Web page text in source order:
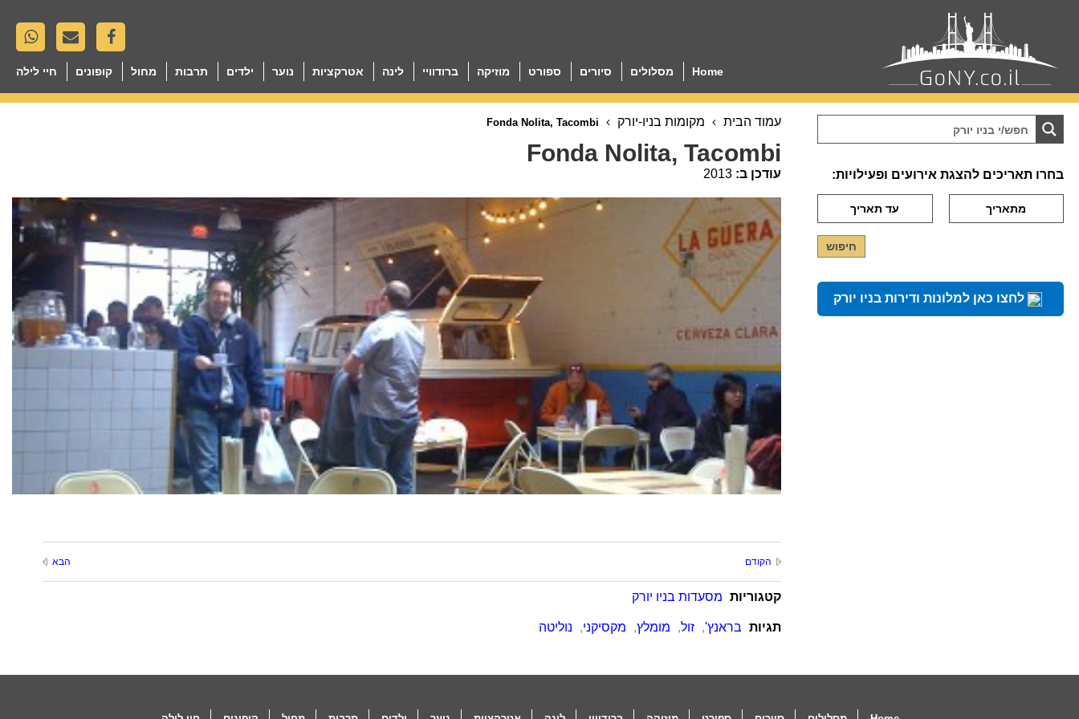
Home מסלולים סיורים ספורט מוזיקה ברודוויי לינה אטרקציות נוער ילדים תרבות מחול קופונים חיי לילה
עמוד הבית מקומות בניו-יורק
Fonda Nolita, Tacombi
עודכן ב: 2013
הקודם הבא
קטגוריות מסעדות בניו יורק
תגיות בראנץ', זול, מומלץ, מקסיקני, נוליטה
בחרו תאריכים להצגת אירועים ופעילויות:
לחצו כאן למלונות ודירות בניו יורק